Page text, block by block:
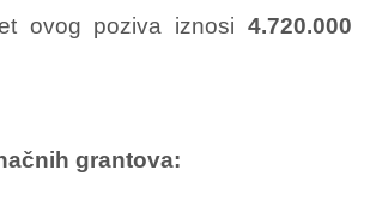
ovog poziva iznosi 4.720.000
grantova: